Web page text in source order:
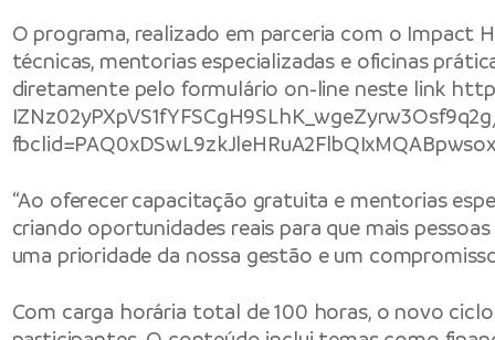
O programa, realizado em parceria com o Impact
técnicas, mentorias especializadas e oficinas
diretamente pelo formulário on-line neste link
“Ao oferecer capacitação gratuita e mentorias
criando oportunidades reais para que mais
uma prioridade da nossa gestão e um
Com carga horária total de 100 horas, o novo